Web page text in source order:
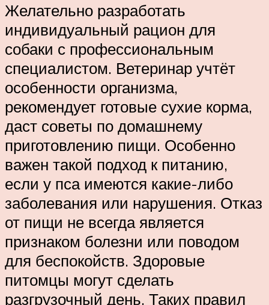
Желательно разработать
индивидуальный рацион для
собаки с профессиональным
специалистом. Ветеринар учтёт
особенности организма,
рекомендует готовые сухие корма,
даст советы по домашнему
приготовлению пищи. Особенно
важен такой подход к питанию,
если у пса имеются какие-либо
заболевания или нарушения. Отказ
от пищи не всегда является
признаком болезни или поводом
для беспокойств. Здоровые
питомцы могут сделать
разгрузочный день. Таких правил